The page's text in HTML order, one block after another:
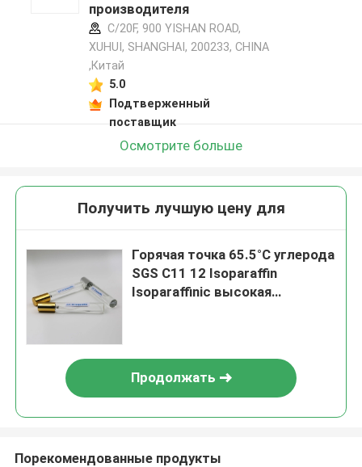
производителя
C/20F, 900 YISHAN ROAD,
XUHUI, SHANGHAI, 200233, CHINA
,Китай
5.0
Подтверженный
поставщик
Осмотрите больше
Получить лучшую цену для
Горячая точка 65.5°C углерода
SGS C11 12 Isoparaffin
Isoparaffinic высокая
Продолжать
Порекомендованные продукты